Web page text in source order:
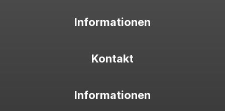
Informationen
Kontakt
Informationen